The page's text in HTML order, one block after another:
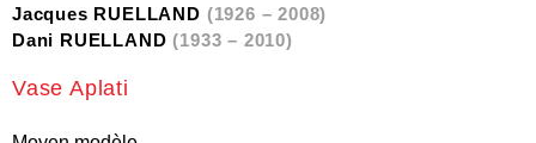
Jacques RUELLAND (1926 – 2008)
Dani RUELLAND (1933 – 2010)
Vase Aplati